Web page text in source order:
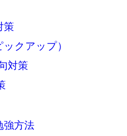
策
クアップ）
対策
強方法